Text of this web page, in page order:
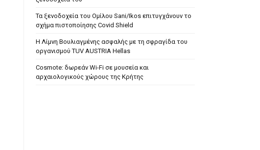
Τα ξενοδοχεία του Ομίλου Sani/Ikos επιτυγχάνουν το
σχήμα πιστοποίησης Covid Shield
H Λίμνη Βουλιαγμένης ασφαλής με τη σφραγίδα του
οργανισμού TUV AUSTRIA Hellas
Cosmote: δωρεάν Wi-Fi σε μουσεία και
αρχαιολογικούς χώρους της Κρήτης